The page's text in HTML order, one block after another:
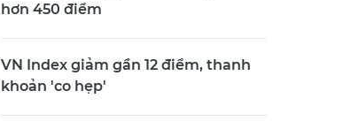
hơn 450 điểm
VN Index giảm gần 12 điểm, thanh
khoản 'co hẹp'